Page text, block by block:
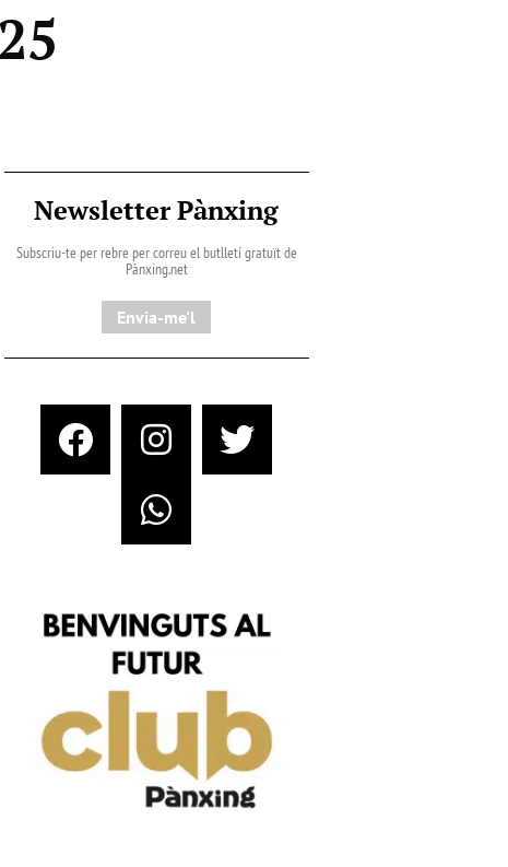
Newsletter Pànxing
Subscriu-te per rebre per correu el butlletí gratuït de
Pànxing.net​
Envia-me'l